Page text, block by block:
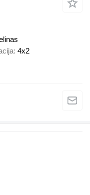
4x2